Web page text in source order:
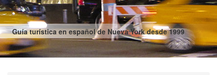
Guía turística en español de Nueva York desde 1999